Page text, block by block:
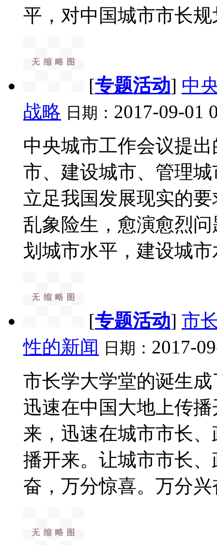
平，对中国城市市长
[专题活动] 中
战略 日期： 2017-09-01
中央城市工作会议提
市、建设城市、管理
立足我国发展现实的
乱象险生，愈演愈烈
划城市水平，建设城
[专题活动] 市
性的新闻 日期： 2017-
市长学大学堂的诞生
迅速在中国大地上传
来，迅速在城市市长
播开来。让城市市长
奋，万分惊喜。万分